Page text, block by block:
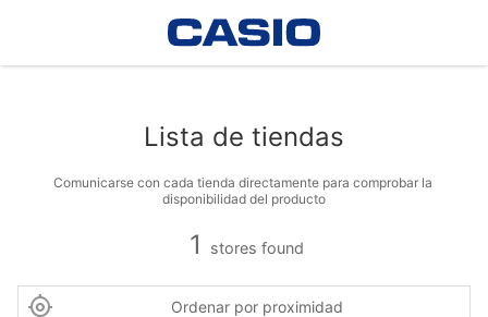
Lista de tiendas
Comunicarse con cada tienda directamente para comprobar la
disponibilidad del producto
1 stores found
Ordenar por proximidad